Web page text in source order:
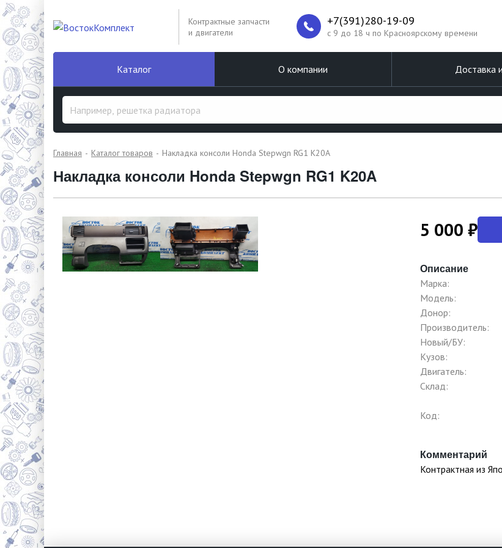
Контрактные запчасти
и двигатели
+7(391)280-19-09
c 9 до 18 ч по Красноярскому времени
Каталог О компании Доставка
Главная Каталог товаров Накладка консоли Honda Stepwgn RG1 K20A
Накладка консоли Honda Stepwgn RG1 K20A
5 000 ₽
Описание
Марка:
Модель:
Донор:
Производитель:
Новый/БУ:
Кузов:
Двигатель:
Склад:
Код:
Комментарий
Контрактная из